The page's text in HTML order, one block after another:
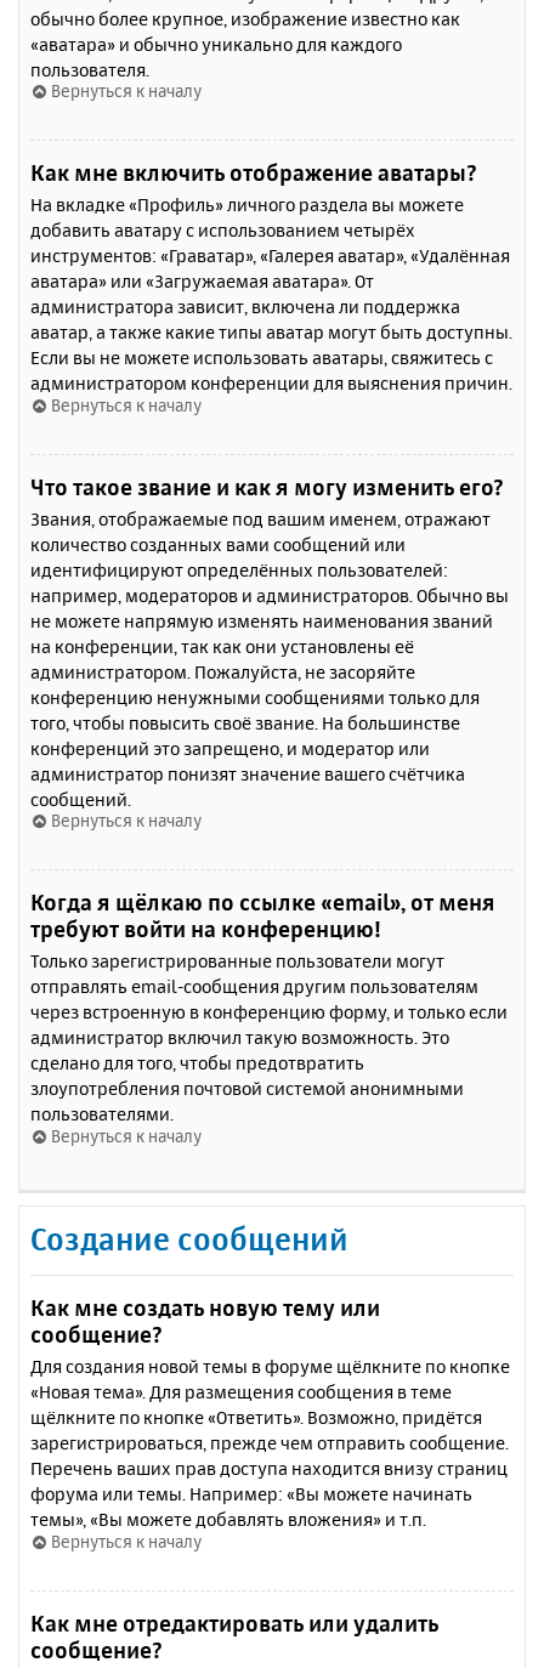
обычно более крупное, изображение известно как
«аватара» и обычно уникально для каждого
пользователя.
Вернуться к началу
Как мне включить отображение аватары?
На вкладке «Профиль» личного раздела вы можете
добавить аватару с использованием четырёх
инструментов: «Граватар», «Галерея аватар», «Удалённая
аватара» или «Загружаемая аватара». От
администратора зависит, включена ли поддержка
аватар, а также какие типы аватар могут быть доступны.
Если вы не можете использовать аватары, свяжитесь с
администратором конференции для выяснения причин.
Вернуться к началу
Что такое звание и как я могу изменить его?
Звания, отображаемые под вашим именем, отражают
количество созданных вами сообщений или
идентифицируют определённых пользователей:
например, модераторов и администраторов. Обычно вы
не можете напрямую изменять наименования званий
на конференции, так как они установлены её
администратором. Пожалуйста, не засоряйте
конференцию ненужными сообщениями только для
того, чтобы повысить своё звание. На большинстве
конференций это запрещено, и модератор или
администратор понизят значение вашего счётчика
сообщений.
Вернуться к началу
Когда я щёлкаю по ссылке «email», от меня
требуют войти на конференцию!
Только зарегистрированные пользователи могут
отправлять email-сообщения другим пользователям
через встроенную в конференцию форму, и только если
администратор включил такую возможность. Это
сделано для того, чтобы предотвратить
злоупотребления почтовой системой анонимными
пользователями.
Вернуться к началу
Создание сообщений
Как мне создать новую тему или
сообщение?
Для создания новой темы в форуме щёлкните по кнопке
«Новая тема». Для размещения сообщения в теме
щёлкните по кнопке «Ответить». Возможно, придётся
зарегистрироваться, прежде чем отправить сообщение.
Перечень ваших прав доступа находится внизу страниц
форума или темы. Например: «Вы можете начинать
темы», «Вы можете добавлять вложения» и т.п.
Вернуться к началу
Как мне отредактировать или удалить
сообщение?